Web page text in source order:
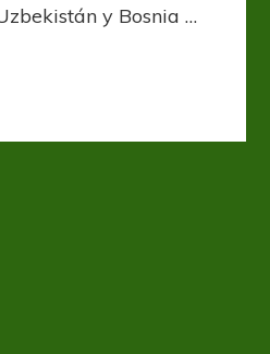
convocados
y Bosnia …